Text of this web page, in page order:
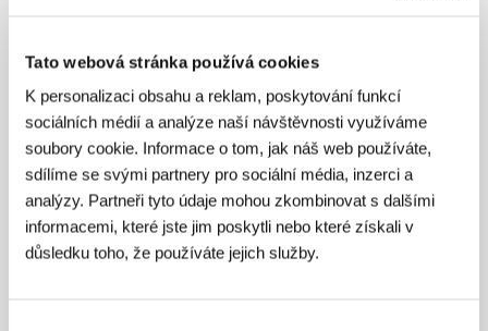
Tato webová stránka používá cookies
K personalizaci obsahu a reklam, poskytování funkcí
sociálních médií a analýze naší návštěvnosti využíváme
soubory cookie. Informace o tom, jak náš web používáte,
sdílíme se svými partnery pro sociální média, inzerci a
analýzy. Partneři tyto údaje mohou zkombinovat s dalšími
informacemi, které jste jim poskytli nebo které získali v
důsledku toho, že používáte jejich služby.
Režie: Gergely Fonyó / Maďarsko, 2009, 109 min
Poslední rozhovor
(Last Conversation)
Režie: Noud Heerkens / Nizozemsko, 2008, 75 min
Tady a tam
(Tamo i ovde)